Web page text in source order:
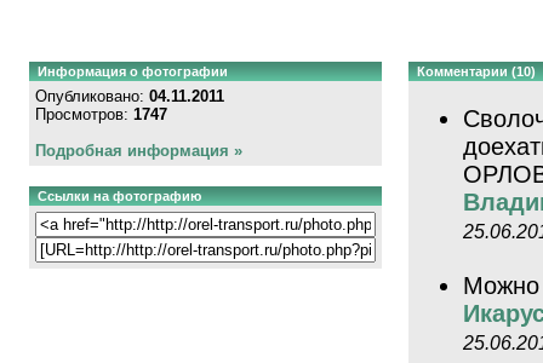
Информация о фотографии
Опубликовано: 04.11.2011
Просмотров: 1747
Подробная информация »
Ссылки на фотографию
Комментарии (10)
Можно